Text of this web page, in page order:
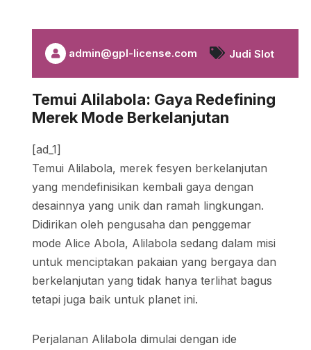
Temui Alilabola: Gaya Redefining
Merek Mode Berkelanjutan
[ad_1]
Temui Alilabola, merek fesyen berkelanjutan
yang mendefinisikan kembali gaya dengan
desainnya yang unik dan ramah lingkungan.
Didirikan oleh pengusaha dan penggemar
mode Alice Abola, Alilabola sedang dalam misi
untuk menciptakan pakaian yang bergaya dan
berkelanjutan yang tidak hanya terlihat bagus
tetapi juga baik untuk planet ini.
Perjalanan Alilabola dimulai dengan ide
admin@gpl-license.com Judi Slot